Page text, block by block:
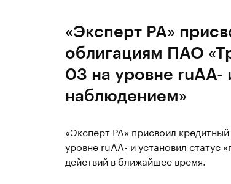
«Эксперт РА»
облигациям ПАО
03 на уровне ruAA-
наблюдением»
«Эксперт РА» присвоил
уровне ruAA- и установил статус
действий в ближайшее время.